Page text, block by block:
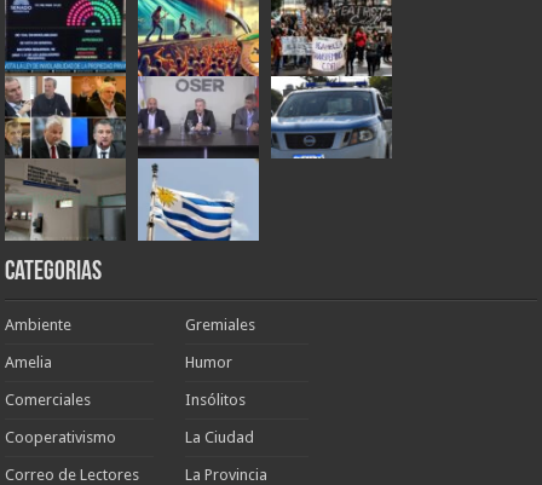
Categorias
Ambiente
Amelia
Comerciales
Cooperativismo
Correo de Lectores
Gremiales
Humor
Insólitos
La Ciudad
La Provincia